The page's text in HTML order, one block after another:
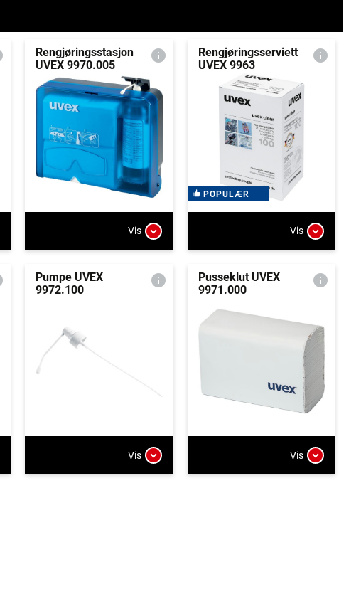
Rengjøringsstasjon
UVEX 9970.005
Vis
Rengjøringsserviett
UVEX 9963
POPULÆR
Vis
Pumpe UVEX
9972.100
Vis
Pusseklut UVEX
9971.000
Vis